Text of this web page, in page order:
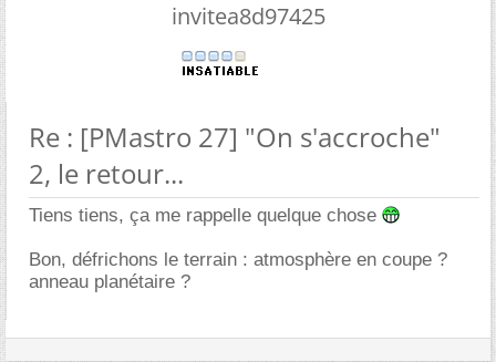
invitea8d97425
Re : [PMastro 27] "On s'accroche"
2, le retour...
Tiens tiens, ça me rappelle quelque chose
Bon, défrichons le terrain : atmosphère en coupe ?
anneau planétaire ?